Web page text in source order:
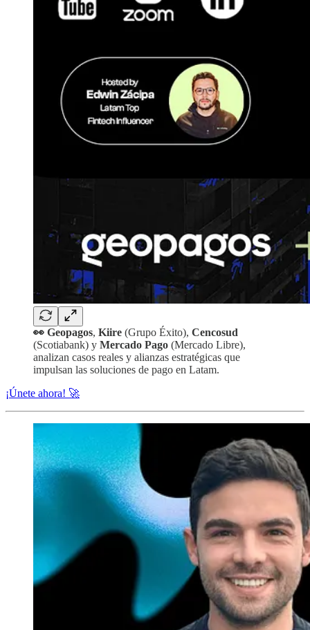
👀 Geopagos, Kiire (Grupo Éxito), Cencosud
(Scotiabank) y Mercado Pago (Mercado Libre),
analizan casos reales y alianzas estratégicas que
impulsan las soluciones de pago en Latam.
¡Únete ahora! 🚀